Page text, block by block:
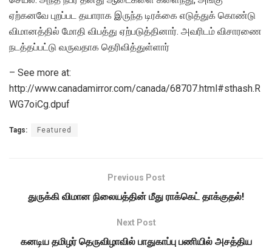
ஏற்கனவே புறப்பட தயாராக இருந்த டிரக்கை எடுத்துக் கொண்டு
விமானத்தில் மோதி விபத்து ஏற்படுத்தினார். அவரிடம் விசாரணை
நடத்தப்பட்டு வருவதாக தெரிவித்துள்ளார்
– See more at:
http://www.canadamirror.com/canada/68707.html#sthash.R
WG7oiCg.dpuf
Tags: Featured
Previous Post
துருக்கி விமான நிலையத்தின் மீது ராக்கெட் தாக்குதல்!
Next Post
கனடிய தமிழர் தெருவிழாவில் பாதுகாப்பு பணியில் அசத்திய